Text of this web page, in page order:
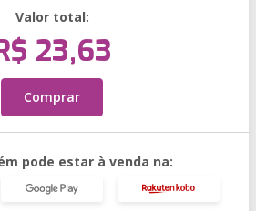
Valor total:
23,63
Comprar
pode estar à venda na: